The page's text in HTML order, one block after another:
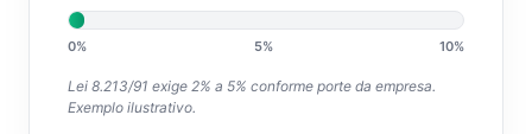
0% 5% 10%
Lei 8.213/91 exige 2% a 5% conforme porte da empresa.
Exemplo ilustrativo.